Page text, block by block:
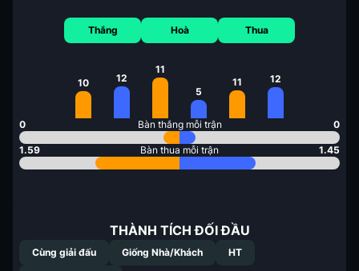
Thắng
10 12
Hoà
11
5
Thua
11 12
0 Bàn thắng mỗi trận 0
1.59 Bàn thua mỗi trận 1.45
THÀNH TÍCH ĐỐI ĐẦU
Cùng giải đấu Giống Nhà/Khách HT